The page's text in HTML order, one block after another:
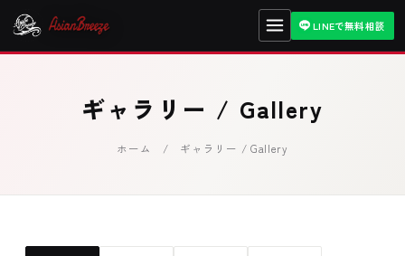
LINEで無料相談
ギャラリー / Gallery
ホーム / ギャラリー / Gallery